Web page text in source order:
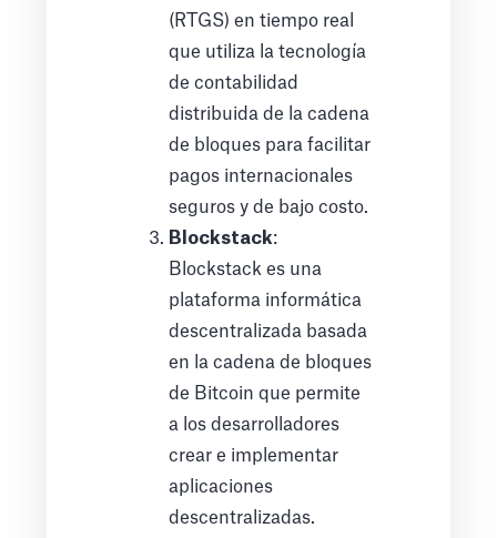
(RTGS) en tiempo real
que utiliza la tecnología
de contabilidad
distribuida de la cadena
de bloques para facilitar
pagos internacionales
seguros y de bajo costo.
Blockstack:
Blockstack es una
plataforma informática
descentralizada basada
en la cadena de bloques
de Bitcoin que permite
a los desarrolladores
crear e implementar
aplicaciones
descentralizadas.